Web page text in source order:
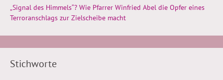
„Signal des Himmels“? Wie Pfarrer Winfried Abel die Opfer eines
Terroranschlags zur Zielscheibe macht
Stichworte